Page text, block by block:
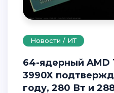
Новости / ИТ
64-ядерный AMD Threadripper
3990X
году, 280 Вт и